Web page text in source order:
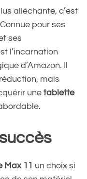
alléchante, c’est
pour ses
ses
l’incarnation
d’Amazon. Il
mais
une tablette
Max 11 un choix si